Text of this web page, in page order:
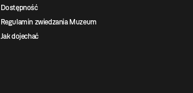
Dostępność
Regulamin zwiedzania Muzeum
Jak dojechać